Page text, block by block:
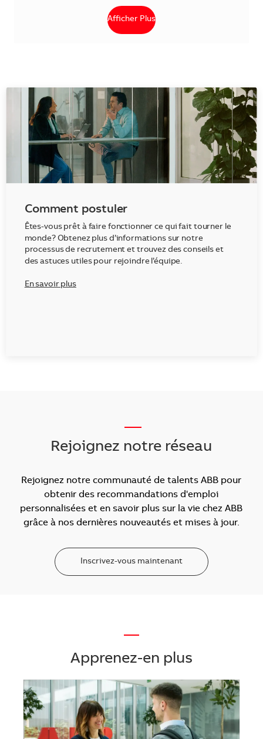
Afficher Plus
Comment postuler
Êtes-vous prêt à faire fonctionner ce qui fait tourner le
monde? Obtenez plus d’informations sur notre
processus de recrutement et trouvez des conseils et
des astuces utiles pour rejoindre l’équipe.
En savoir plus
Rejoignez notre réseau
Rejoignez notre communauté de talents ABB pour
obtenir des recommandations d'emploi
personnalisées et en savoir plus sur la vie chez ABB
grâce à nos dernières nouveautés et mises à jour.
Inscrivez-vous maintenant
—
Apprenez-en plus